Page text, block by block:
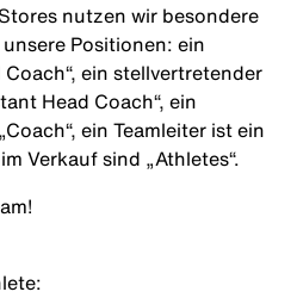
nutzen wir besondere
Positionen: ein
ein stellvertretender
Head Coach“, ein
ein Teamleiter ist ein
Verkauf sind „Athletes“.
: